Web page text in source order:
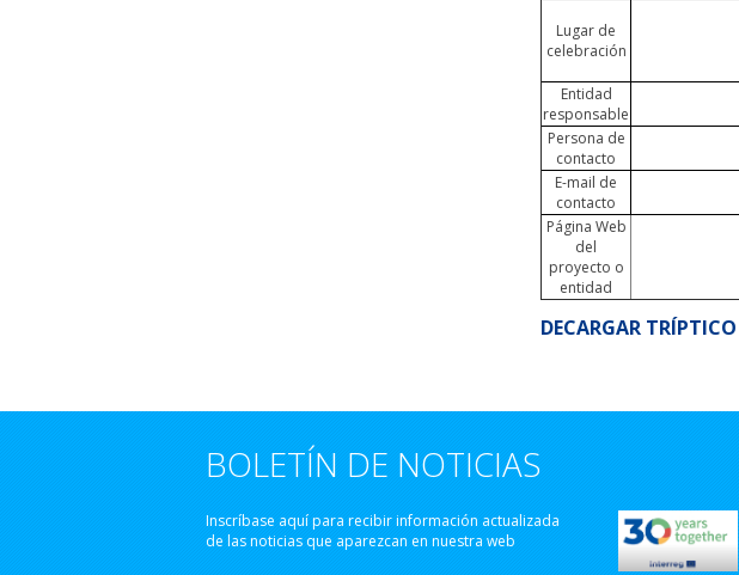
Lugar de
celebración
Entidad
responsable
Persona de
contacto
E-mail de
contacto
Página Web
del
proyecto o
entidad
DECARGAR TRÍPTICO
BOLETÍN DE NOTICIAS
Inscríbase aquí para recibir información actualizada
de las noticias que aparezcan en nuestra web